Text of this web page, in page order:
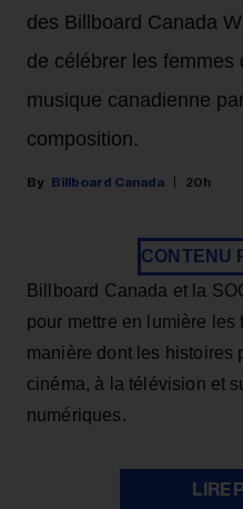
des Billboard Canada
de célébrer les
musique canadienne
composition.
Billboard Canada 20h
CONTENU
Billboard Canada et la
pour mettre en lumière
manière dont les histoires
cinéma, à la télévision et
numériques.
LIRE